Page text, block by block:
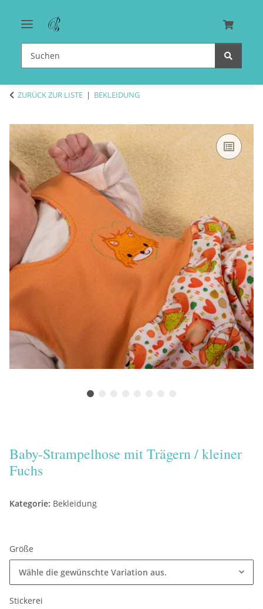
ZURÜCK ZUR LISTE BEKLEIDUNG
Baby-Strampelhose mit Trägern / kleiner
Fuchs
Kategorie: Bekleidung
Größe
Wähle die gewünschte Variation aus.
Stickerei